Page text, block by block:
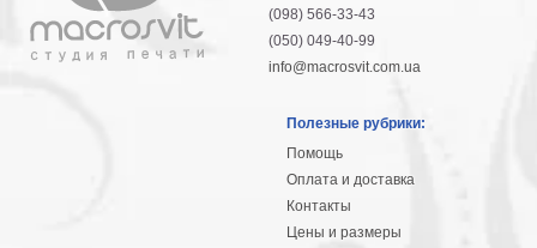
(098) 566-33-43
(050) 049-40-99
info@macrosvit.com.ua
Полезные рубрики:
Помощь
Оплата и доставка
Контакты
Цены и размеры